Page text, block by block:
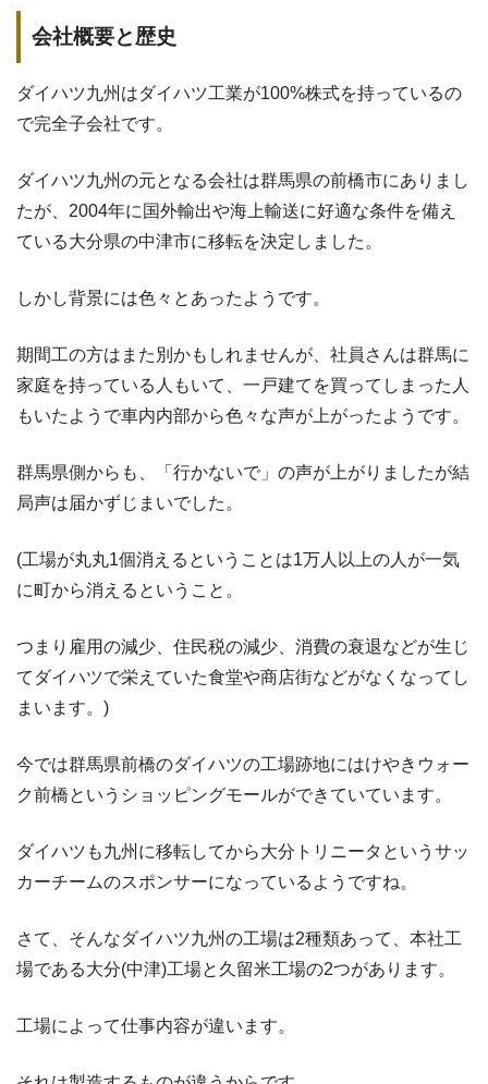
会社概要と歴史
ダイハツ九州はダイハツ工業が100%株式を持っているの
で完全子会社です。
ダイハツ九州の元となる会社は群馬県の前橋市にありまし
たが、2004年に国外輸出や海上輸送に好適な条件を備え
ている大分県の中津市に移転を決定しました。
しかし背景には色々とあったようです。
期間工の方はまた別かもしれませんが、社員さんは群馬に
家庭を持っている人もいて、一戸建てを買ってしまった人
もいたようで車内内部から色々な声が上がったようです。
群馬県側からも、「行かないで」の声が上がりましたが結
局声は届かずじまいでした。
(工場が丸丸1個消えるということは1万人以上の人が一気
に町から消えるということ。
つまり雇用の減少、住民税の減少、消費の衰退などが生じ
てダイハツで栄えていた食堂や商店街などがなくなってし
まいます。)
今では群馬県前橋のダイハツの工場跡地にはけやきウォー
ク前橋というショッピングモールができていています。
ダイハツも九州に移転してから大分トリニータというサッ
カーチームのスポンサーになっているようですね。
さて、そんなダイハツ九州の工場は2種類あって、本社工
場である大分(中津)工場と久留米工場の2つがあります。
工場によって仕事内容が違います。